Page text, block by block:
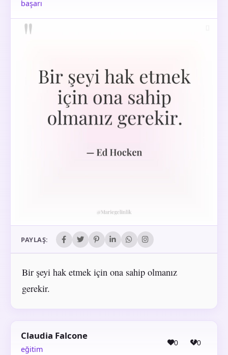
başarı
PAYLAŞ:
Bir şeyi hak etmek için ona sahip olmanız
gerekir.
Claudia Falcone
eğitim
0 0